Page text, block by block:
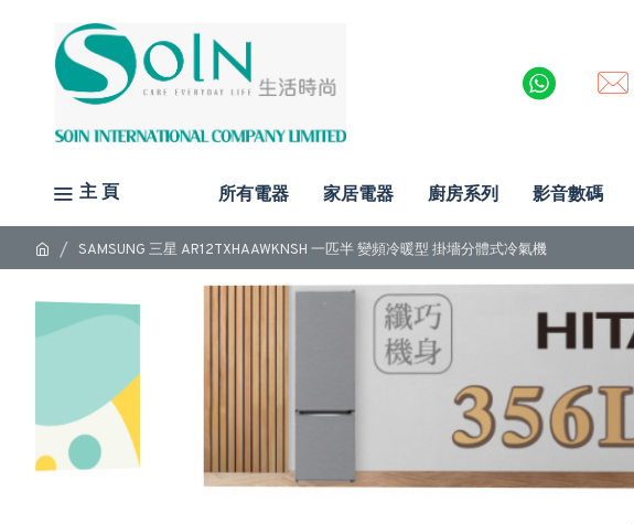
主 頁 所有電器 家居電器 廚房系列 影音數碼
SAMSUNG 三星 AR12TXHAAWKNSH 一匹半 變頻冷暖型 掛墻分體式冷氣機